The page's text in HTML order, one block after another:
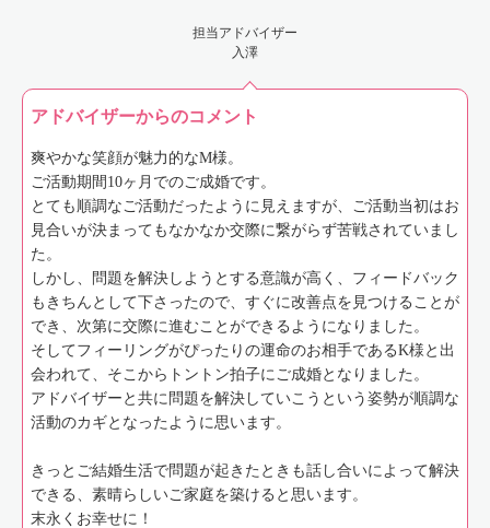
担当アドバイザー
入澤
アドバイザーからのコメント
爽やかな笑顔が魅力的なM様。
ご活動期間10ヶ月でのご成婚です。
とても順調なご活動だったように見えますが、ご活動当初はお
見合いが決まってもなかなか交際に繋がらず苦戦されていまし
た。
しかし、問題を解決しようとする意識が高く、フィードバック
もきちんとして下さったので、すぐに改善点を見つけることが
でき、次第に交際に進むことができるようになりました。
そしてフィーリングがぴったりの運命のお相手であるK様と出
会われて、そこからトントン拍子にご成婚となりました。
アドバイザーと共に問題を解決していこうという姿勢が順調な
活動のカギとなったように思います。
きっとご結婚生活で問題が起きたときも話し合いによって解決
できる、素晴らしいご家庭を築けると思います。
末永くお幸せに！